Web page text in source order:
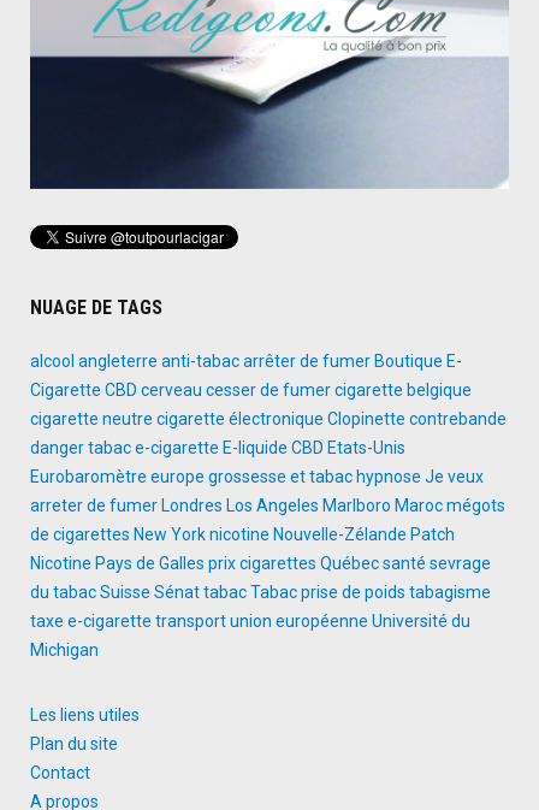
NUAGE DE TAGS
alcool angleterre anti-tabacarrêter de fumer Boutique E-
Cigarette CBD cerveau cesser de fumercigarette belgique
cigarette neutre cigarette électronique Clopinette contrebande
danger tabace-cigarette E-liquide CBD Etats-Unis
Eurobaromètre europe grossesse et tabac hypnose Je veux
arreter de fumer Londres Los Angeles Marlboro Marocmégots
de cigarettes New Yorknicotine Nouvelle-Zélande Patch
Nicotine Pays de Galles prix cigarettes Québecsanté sevrage
du tabacSuisse SénattabacTabac prise de poids tabagisme
taxe e-cigarette transportunion européenne Université du
Michigan
Les liens utiles
Plan du site
Contact
A propos